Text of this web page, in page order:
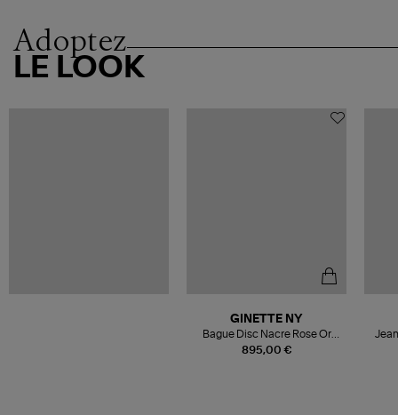
Adoptez
LE LOOK
895,00 €
GINETTE NY
Bague Disc Nacre Rose Or
Blanc